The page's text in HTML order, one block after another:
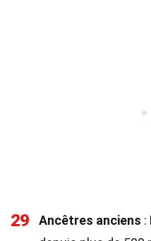
29 Ancêtres anciens :